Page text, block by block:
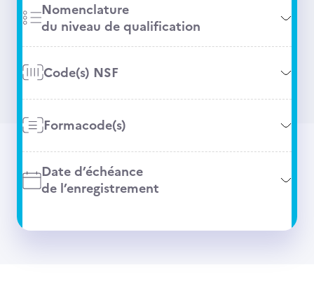
Nomenclature
du niveau de qualification
Code(s) NSF
Formacode(s)
Date d’échéance
de l’enregistrement